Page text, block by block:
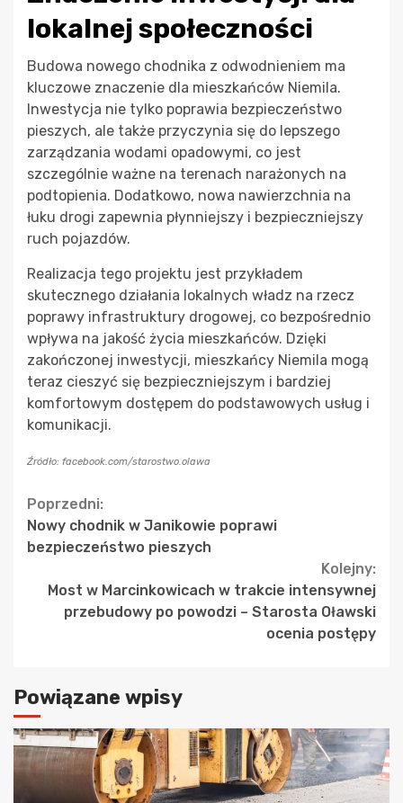
lokalnej społeczności
Budowa nowego chodnika z odwodnieniem ma
kluczowe znaczenie dla mieszkańców Niemila.
Inwestycja nie tylko poprawia bezpieczeństwo
pieszych, ale także przyczynia się do lepszego
zarządzania wodami opadowymi, co jest
szczególnie ważne na terenach narażonych na
podtopienia. Dodatkowo, nowa nawierzchnia na
łuku drogi zapewnia płynniejszy i bezpieczniejszy
ruch pojazdów.
Realizacja tego projektu jest przykładem
skutecznego działania lokalnych władz na rzecz
poprawy infrastruktury drogowej, co bezpośrednio
wpływa na jakość życia mieszkańców. Dzięki
zakończonej inwestycji, mieszkańcy Niemila mogą
teraz cieszyć się bezpieczniejszym i bardziej
komfortowym dostępem do podstawowych usług i
komunikacji.
Źródło: facebook.com/starostwo.olawa
Continue
Reading
Poprzedni:
Nowy chodnik w Janikowie poprawi
bezpieczeństwo pieszych
Kolejny:
Most w Marcinkowicach w trakcie intensywnej
przebudowy po powodzi – Starosta Oławski
ocenia postępy
Powiązane wpisy